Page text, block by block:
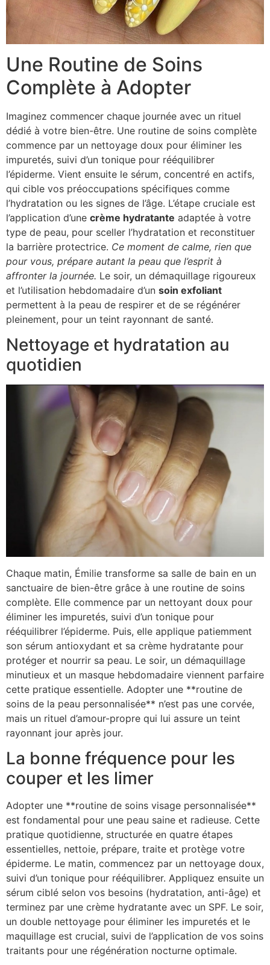
Une Routine de Soins
Complète à Adopter
Imaginez commencer chaque journée avec un rituel
dédié à votre bien-être. Une routine de soins complète
commence par un nettoyage doux pour éliminer les
impuretés, suivi d’un tonique pour rééquilibrer
l’épiderme. Vient ensuite le sérum, concentré en actifs,
qui cible vos préoccupations spécifiques comme
l’hydratation ou les signes de l’âge. L’étape cruciale est
l’application d’une crème hydratante adaptée à votre
type de peau, pour sceller l’hydratation et reconstituer
la barrière protectrice. Ce moment de calme, rien que
pour vous, prépare autant la peau que l’esprit à
affronter la journée. Le soir, un démaquillage rigoureux
et l’utilisation hebdomadaire d’un soin exfoliant
permettent à la peau de respirer et de se régénérer
pleinement, pour un teint rayonnant de santé.
Nettoyage et hydratation au
quotidien
Chaque matin, Émilie transforme sa salle de bain en un
sanctuaire de bien-être grâce à une routine de soins
complète. Elle commence par un nettoyant doux pour
éliminer les impuretés, suivi d’un tonique pour
rééquilibrer l’épiderme. Puis, elle applique patiemment
son sérum antioxydant et sa crème hydratante pour
protéger et nourrir sa peau. Le soir, un démaquillage
minutieux et un masque hebdomadaire viennent parfaire
cette pratique essentielle. Adopter une **routine de
soins de la peau personnalisée** n’est pas une corvée,
mais un rituel d’amour-propre qui lui assure un teint
rayonnant jour après jour.
La bonne fréquence pour les
couper et les limer
Adopter une **routine de soins visage personnalisée**
est fondamental pour une peau saine et radieuse. Cette
pratique quotidienne, structurée en quatre étapes
essentielles, nettoie, prépare, traite et protège votre
épiderme. Le matin, commencez par un nettoyage doux,
suivi d’un tonique pour rééquilibrer. Appliquez ensuite un
sérum ciblé selon vos besoins (hydratation, anti-âge) et
terminez par une crème hydratante avec un SPF. Le soir,
un double nettoyage pour éliminer les impuretés et le
maquillage est crucial, suivi de l’application de vos soins
traitants pour une régénération nocturne optimale.